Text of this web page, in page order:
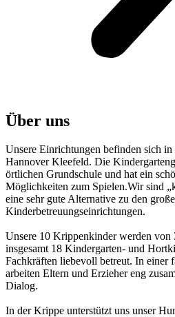
Über uns
Unsere Einrichtungen befinden sich
Hannover Kleefeld. Die
örtlichen Grundschule und hat ein
Möglichkeiten zum Spielen.Wir sind
eine sehr gute Alternative zu den
Kinderbetreuungseinrichtungen.
Unsere 10 Krippenkinder werden von
insgesamt 18 Kindergarten- und
Fachkräften liebevoll betreut. In einer
arbeiten Eltern und Erzieher eng
Dialog.
In der Krippe unterstützt uns unser